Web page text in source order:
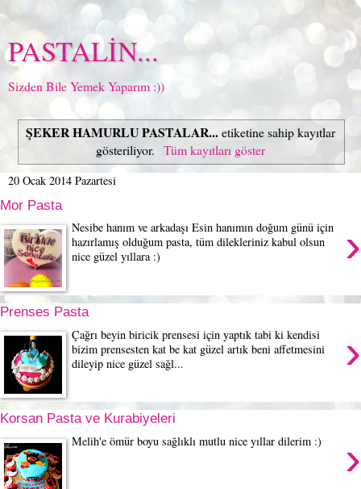
PASTALİN...
Sizden Bile Yemek Yaparım :))
ŞEKER HAMURLU PASTALAR...etiketine sahip kayıtlar
gösteriliyor. Tüm kayıtları göster
20 Ocak 2014 Pazartesi
Mor Pasta
›
Nesibe hanım ve arkadaşı Esin hanımın doğum günü için
hazırlamış olduğum pasta, tüm dilekleriniz kabul olsun
nice güzel yıllara :)
Prenses Pasta
›
Çağrı beyin biricik prensesi için yaptık tabi ki kendisi
bizim prensesten kat be kat güzel artık beni affetmesini
dileyip nice güzel sağl...
Korsan Pasta ve Kurabiyeleri
›
Melih'e ömür boyu sağlıklı mutlu nice yıllar dilerim :)